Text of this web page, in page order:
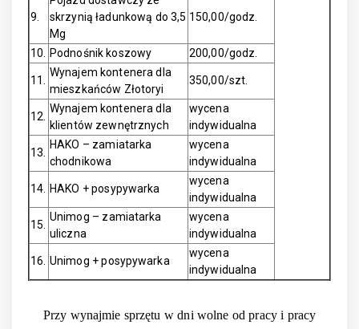
9.
skrzynią ładunkową do 3,5
Mg
150,00/godz.
10. Podnośnik koszowy 200,00/godz.
11.
Wynajem kontenera dla
mieszkańców Złotoryi
350,00/szt.
12.
Wynajem kontenera dla
klientów zewnętrznych
wycena
indywidualna
13.
HAKO – zamiatarka
chodnikowa
wycena
indywidualna
14. HAKO + posypywarka
wycena
indywidualna
15.
Unimog – zamiatarka
uliczna
wycena
indywidualna
16. Unimog + posypywarka
wycena
indywidualna
Przy wynajmie sprzętu w dni wolne od pracy i pracy